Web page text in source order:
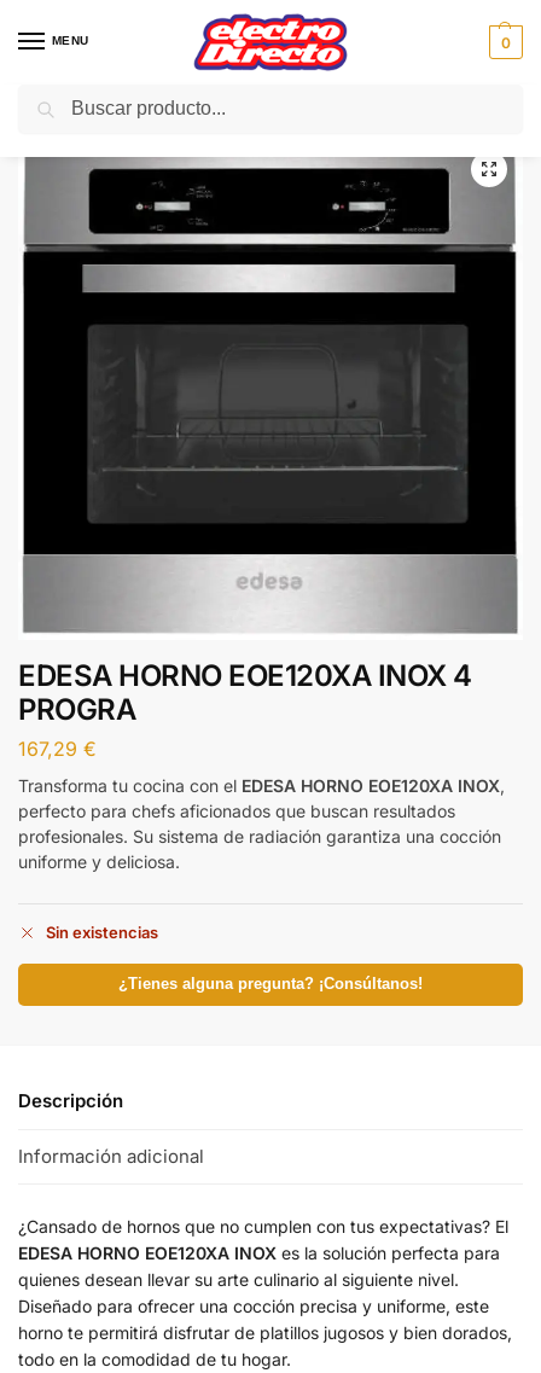
MENU 0
Inicio Gama blanca Hornos
EDESA HORNO EOE120XA INOX 4
PROGRA
167,29 €
Transforma tu cocina con el EDESA HORNO EOE120XA INOX,
perfecto para chefs aficionados que buscan resultados
profesionales. Su sistema de radiación garantiza una cocción
uniforme y deliciosa.
Sin existencias
¿Tienes alguna pregunta? ¡Consúltanos!
Descripción
Información adicional
¿Cansado de hornos que no cumplen con tus expectativas? El
EDESA HORNO EOE120XA INOX es la solución perfecta para
quienes desean llevar su arte culinario al siguiente nivel.
Diseñado para ofrecer una cocción precisa y uniforme, este
horno te permitirá disfrutar de platillos jugosos y bien dorados,
todo en la comodidad de tu hogar.